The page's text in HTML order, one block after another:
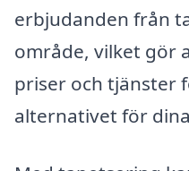
erbjudanden från
område, vilket gör
priser och tjänster
alternativet för